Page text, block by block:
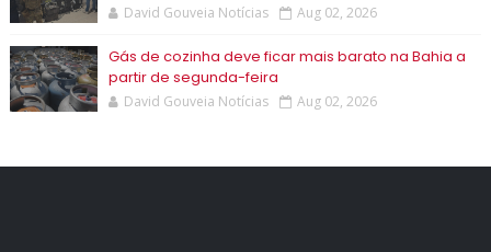
David Gouveia Notícias Aug 02, 2026
Gás de cozinha deve ficar mais barato na Bahia a
partir de segunda-feira
David Gouveia Notícias Aug 02, 2026